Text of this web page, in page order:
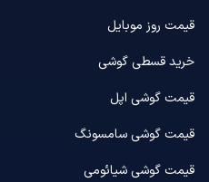
قیمت روز موبایل
خرید قسطی گوشی
قیمت گوشی اپل
قیمت گوشی سامسونگ
قیمت گوشی شیائومی